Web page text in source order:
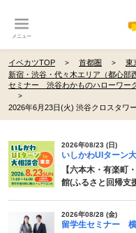
メニュー
イベカツTOP 首都圏
東
新宿・渋谷・代々木エリア（都心部
セミナー 渋谷わかものハローワー
2026年6月23日(火) 渋谷クロスタワー
2026年08/23 (日)
いしかわUIターン
【六本木・有楽町
館(ふるさと回帰支
2026年08/28 (金)
留学生セミナー